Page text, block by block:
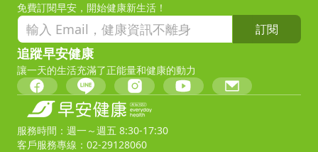
免費訂閱早安，開始健康新生活！
訂閱
追蹤早安健康
讓一天的生活充滿了正能量和健康的動力
服務時間：週一～週五 8:30-17:30
客戶服務專線：02-29128060